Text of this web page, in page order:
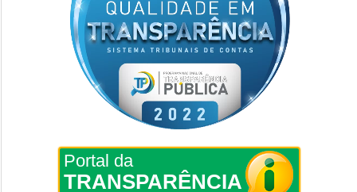
Portal da
TRANSPARÊNCIA